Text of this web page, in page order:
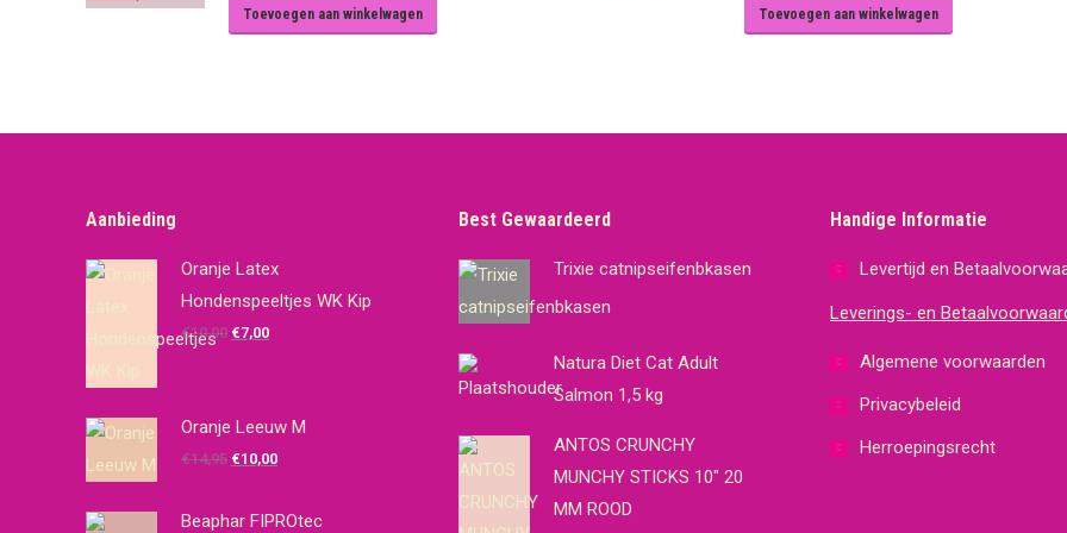
Toevoegen aan winkelwagen Toevoegen aan winkelwagen
Aanbieding
Oranje Latex
Hondenspeeltjes WK Kip
€10,00 Oorspronkelijke
€10,00.
€7,00Huidige
€7,00.
Oranje Leeuw M
€14,95 Oorspronkelijke
was:
€10,00Huidige
is:
Beaphar FIPROtec
Best Gewaardeerd
Trixie catnipseifenbkasen
Natura Diet Cat Adult
Salmon 1,5 kg
ANTOS CRUNCHY
MUNCHY STICKS 10" 20
MM ROOD
Handige Informatie
Levertijd en
Leverings- en
Algemene voorwaarden
Privacybeleid
Herroepingsrecht